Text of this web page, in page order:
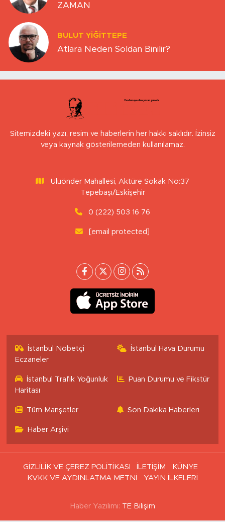
ZAMAN
BULUT YİĞİTTEPE
Atlara Neden Soldan Binilir?
Sitemizdeki yazı, resim ve haberlerin her hakkı saklıdır. İzinsiz
veya kaynak gösterilemeden kullanılamaz.
Uluönder Mahallesi, Aktüre Sokak No:37
Tepebaşı/Eskişehir
0 (222) 503 16 76
[email protected]
İstanbul Nöbetçi
Eczaneler
İstanbul Hava Durumu
İstanbul Trafik Yoğunluk
Haritası
Puan Durumu ve Fikstür
Tüm Manşetler Son Dakika Haberleri
Haber Arşivi
GİZLİLİK VE ÇEREZ POLİTİKASI İLETİŞİM
KÜNYE
KVKK VE AYDINLATMA METNİ
YAYIN İLKELERİ
Haber Yazılımı: TE Bilişim